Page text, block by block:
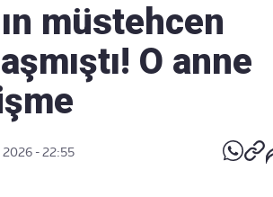
müstehcen
O anne
2026 - 22:55